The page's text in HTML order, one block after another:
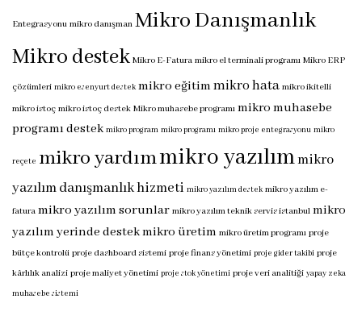
Entegrasyonu mikro danışman Mikro Danışmanlık
Mikro destek Mikro E-Fatura mikro el terminali programı Mikro ERP
çözümleri mikro esenyurt destek mikro eğitimmikro hata mikro ikitelli
mikro istoç mikro istoç destek Mikro muhasebe programı mikro muhasebe
programı destek mikro program mikro programı mikro proje entegrasyonu mikro
reçete mikro yardımmikro yazılımmikro
yazılım danışmanlık hizmeti mikro yazılım destek mikro yazılım e-
fatura mikro yazılım sorunlar mikro yazılım teknik servis istanbul mikro
yazılım yerinde destekmikro üretim mikro üretim programı proje
bütçe kontrolü proje dashboard sistemi proje finans yönetimi proje gider takibi proje
kârlılık analizi proje maliyet yönetimi proje stok yönetimi proje veri analitiği yapay zeka
muhasebe sistemi